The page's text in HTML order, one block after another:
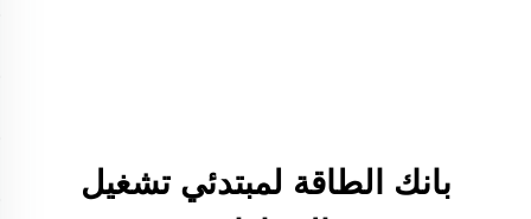
بانك الطاقة لمبتدئي تشغيل